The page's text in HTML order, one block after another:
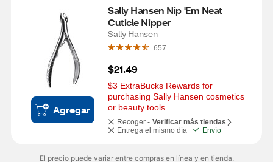
Agregar
Sally Hansen Nip 'Em Neat
Cuticle Nipper
Sally Hansen
657
$21.49
$3 ExtraBucks Rewards for
purchasing Sally Hansen cosmetics
or beauty tools
Recoger - Verificar más tiendas
Entrega el mismo día
Envío
El precio puede variar entre compras en línea y en tienda.